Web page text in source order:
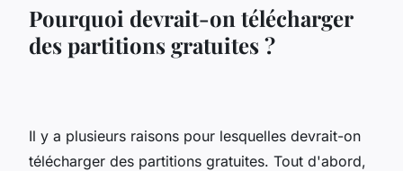
Pourquoi devrait-on télécharger
des partitions gratuites ?
Il y a plusieurs raisons pour lesquelles devrait-on
télécharger des partitions gratuites. Tout d'abord,